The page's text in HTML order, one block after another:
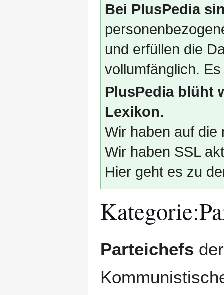
Bei PlusPedia
und erfüllen die
vollumfänglich.
PlusPedia blüht
Lexikon.
Wir haben auf die
Wir haben SSL
Hier geht es zu
Kategorie:
Navigation
Suche
Parteichefs